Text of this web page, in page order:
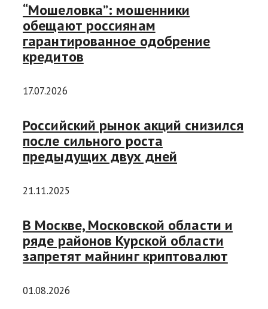
“Мошеловка”: мошенники
обещают россиянам
гарантированное одобрение
кредитов
17.07.2026
Российский рынок акций снизился
после сильного роста
предыдущих двух дней
21.11.2025
В Москве, Московской области и
ряде районов Курской области
запретят майнинг криптовалют
01.08.2026